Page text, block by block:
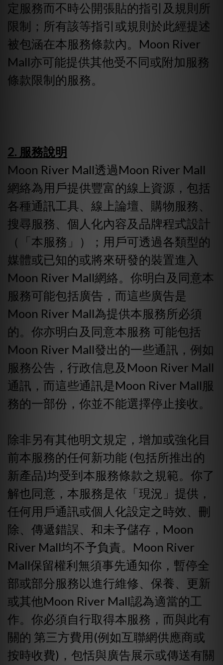
定服務而不時公開張貼的指引及規則所
限制；所有該等指引或規則於此經提述
被包涵在本服務條款內。Moon River
Mall亦可能提供其他受不同或附加服務
條款限制的服務。
2. 服務說明
Moon River Mall透過Moon River Mall
網絡為用戶提供豐富的線上資源，包括
各種通訊工具、線上論壇、購物服務、
搜尋服務、個人化內容及品牌程式設計
（「本服務」）；用戶可透過各類型的
媒體或已知的或將來研發的裝置進入
Moon River Mall網絡。你明白及同意本
服務可能包括廣告，而這些廣告是
Moon River Mall為提供本服務所必須
的。你亦明白及同意本服務 可能包括
Moon River Mall發出的一些通訊，例如
服務公告，行政信息及Moon River Mall
通訊，而這些通訊是Moon River Mall服
務的一部份，你並不能選擇停止接收。
除非另有其他明文規定，增加或強化目
前本服務的任何新功能 (包括所推出的
新產品)均受到本服務條款之規範。你了
解也同意，本服務是依「現況」提供，
任何用戶通訊或個人化設定之時效、刪
除、傳遞錯誤、和未予儲存，Moon
River Mall均不予負責。Moon River
Mall保留權利無須事先通知你，暫停全
部或部分服務以進行維修、保養、更新
或其他Moon River Mall認為適當的工
作。你必須自行取得本服務，而與此有
關的 第三方費用(例如互聯網供應商或
按時收費)，包恬與廣告展示或傳送有關